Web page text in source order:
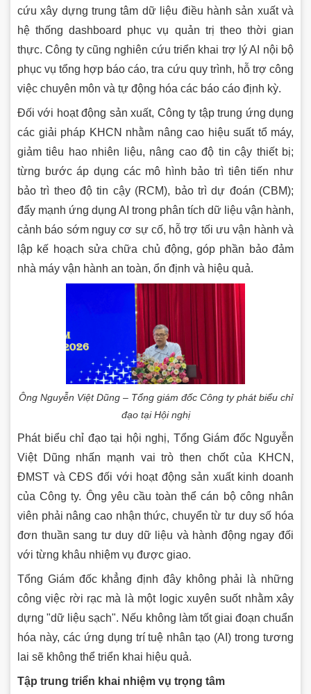
cứu xây dựng trung tâm dữ liệu điều hành sản xuất và
hệ thống dashboard phục vụ quản trị theo thời gian
thực. Công ty cũng nghiên cứu triển khai trợ lý AI nội bộ
phục vụ tổng hợp báo cáo, tra cứu quy trình, hỗ trợ công
việc chuyên môn và tự động hóa các báo cáo định kỳ.
Đối với hoạt động sản xuất, Công ty tập trung ứng dụng
các giải pháp KHCN nhằm nâng cao hiệu suất tổ máy,
giảm tiêu hao nhiên liệu, nâng cao độ tin cậy thiết bị;
từng bước áp dụng các mô hình bảo trì tiên tiến như
bảo trì theo độ tin cậy (RCM), bảo trì dự đoán (CBM);
đẩy mạnh ứng dụng AI trong phân tích dữ liệu vận hành,
cảnh báo sớm nguy cơ sự cố, hỗ trợ tối ưu vận hành và
lập kế hoạch sửa chữa chủ động, góp phần bảo đảm
nhà máy vận hành an toàn, ổn định và hiệu quả.
Ông Nguyễn Việt Dũng – Tổng giám đốc Công ty phát biểu chỉ
đạo tại Hội nghị
Phát biểu chỉ đạo tại hội nghị, Tổng Giám đốc Nguyễn
Việt Dũng nhấn mạnh vai trò then chốt của KHCN,
ĐMST và CĐS đối với hoạt động sản xuất kinh doanh
của Công ty. Ông yêu cầu toàn thể cán bộ công nhân
viên phải nâng cao nhận thức, chuyển từ tư duy số hóa
đơn thuần sang tư duy dữ liệu và hành động ngay đối
với từng khâu nhiệm vụ được giao.
Tổng Giám đốc khẳng định đây không phải là những
công việc rời rạc mà là một logic xuyên suốt nhằm xây
dựng "dữ liệu sạch". Nếu không làm tốt giai đoạn chuẩn
hóa này, các ứng dụng trí tuệ nhân tạo (AI) trong tương
lai sẽ không thể triển khai hiệu quả.
Tập trung triển khai nhiệm vụ trọng tâm